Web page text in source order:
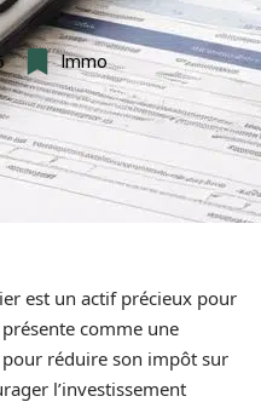
Immo
est un actif précieux pour
comme une
réduire son impôt sur
l’investissement